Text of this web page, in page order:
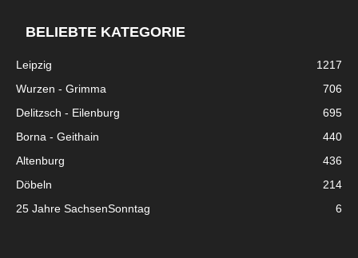
BELIEBTE KATEGORIE
Leipzig
1217
Wurzen - Grimma
706
Delitzsch - Eilenburg
695
Borna - Geithain
440
Altenburg
436
Döbeln
214
25 Jahre SachsenSonntag
6